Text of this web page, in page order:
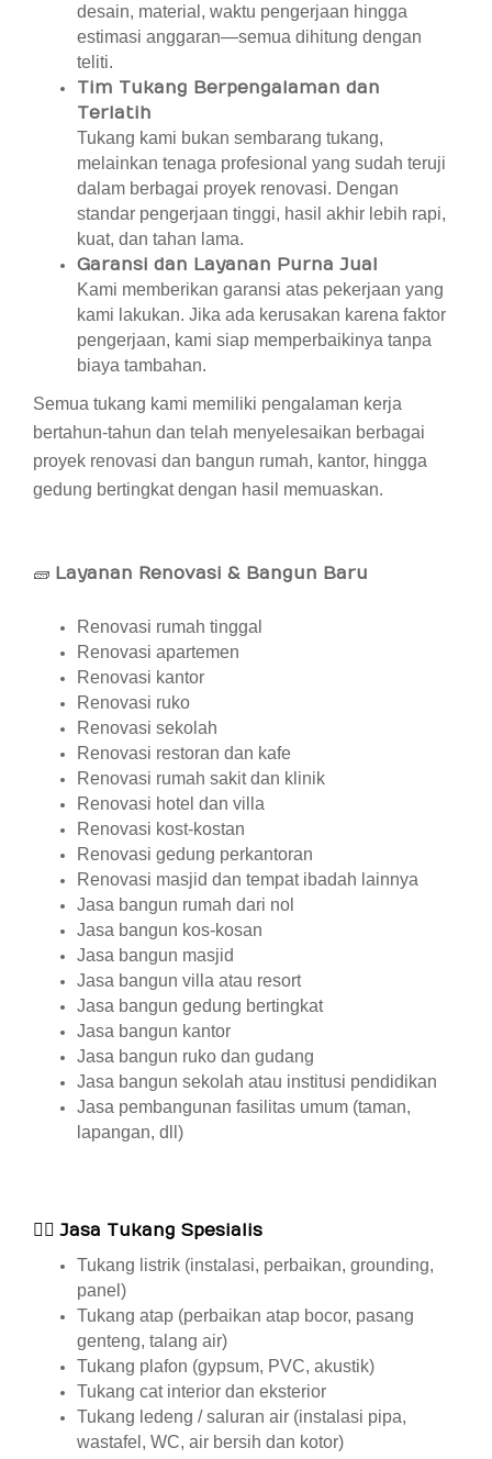
desain, material, waktu pengerjaan hingga
estimasi anggaran—semua dihitung dengan
teliti.
Tim Tukang Berpengalaman dan
Terlatih
Tukang kami bukan sembarang tukang,
melainkan tenaga profesional yang sudah teruji
dalam berbagai proyek renovasi. Dengan
standar pengerjaan tinggi, hasil akhir lebih rapi,
kuat, dan tahan lama.
Garansi dan Layanan Purna Jual
Kami memberikan garansi atas pekerjaan yang
kami lakukan. Jika ada kerusakan karena faktor
pengerjaan, kami siap memperbaikinya tanpa
biaya tambahan.
Semua tukang kami memiliki pengalaman kerja
bertahun-tahun dan telah menyelesaikan berbagai
proyek renovasi dan bangun rumah, kantor, hingga
gedung bertingkat dengan hasil memuaskan.
🧱 Layanan Renovasi & Bangun Baru
Renovasi rumah tinggal
Renovasi apartemen
Renovasi kantor
Renovasi ruko
Renovasi sekolah
Renovasi restoran dan kafe
Renovasi rumah sakit dan klinik
Renovasi hotel dan villa
Renovasi kost-kostan
Renovasi gedung perkantoran
Renovasi masjid dan tempat ibadah lainnya
Jasa bangun rumah dari nol
Jasa bangun kos-kosan
Jasa bangun masjid
Jasa bangun villa atau resort
Jasa bangun gedung bertingkat
Jasa bangun kantor
Jasa bangun ruko dan gudang
Jasa bangun sekolah atau institusi pendidikan
Jasa pembangunan fasilitas umum (taman,
lapangan, dll)
👷‍♂️ Jasa Tukang Spesialis
Tukang listrik (instalasi, perbaikan, grounding,
panel)
Tukang atap (perbaikan atap bocor, pasang
genteng, talang air)
Tukang plafon (gypsum, PVC, akustik)
Tukang cat interior dan eksterior
Tukang ledeng / saluran air (instalasi pipa,
wastafel, WC, air bersih dan kotor)